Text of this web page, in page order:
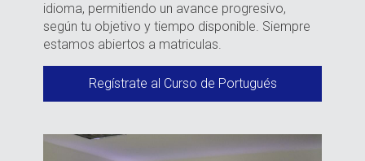
idioma, permitiendo un avance progresivo,
según tu objetivo y tiempo disponible. Siempre
estamos abiertos a matriculas.
Regístrate al Curso de Portugués